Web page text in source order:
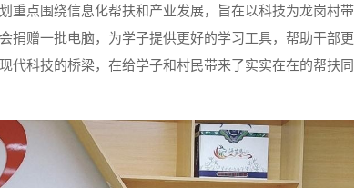
重点围绕信息化帮扶和产业发展，旨在以科技为龙岗村带
捐赠一批电脑，为学子提供更好的学习工具，帮助干部更
代科技的桥梁，在给学子和村民带来了实实在在的帮扶同